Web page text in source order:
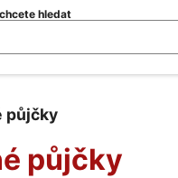
hledat
půjčky
půjčky